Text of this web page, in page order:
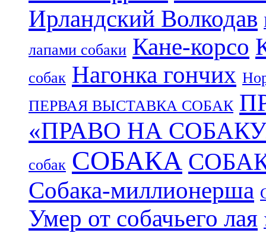
Ирландский Волкодав
лапами собаки Кане-корсо
собак Нагонка гончих
ПЕРВАЯ ВЫСТАВКА СОБАК
«ПРАВО НА
собак СОБАКА
Собака-миллионерша
Умер от собачьего лая